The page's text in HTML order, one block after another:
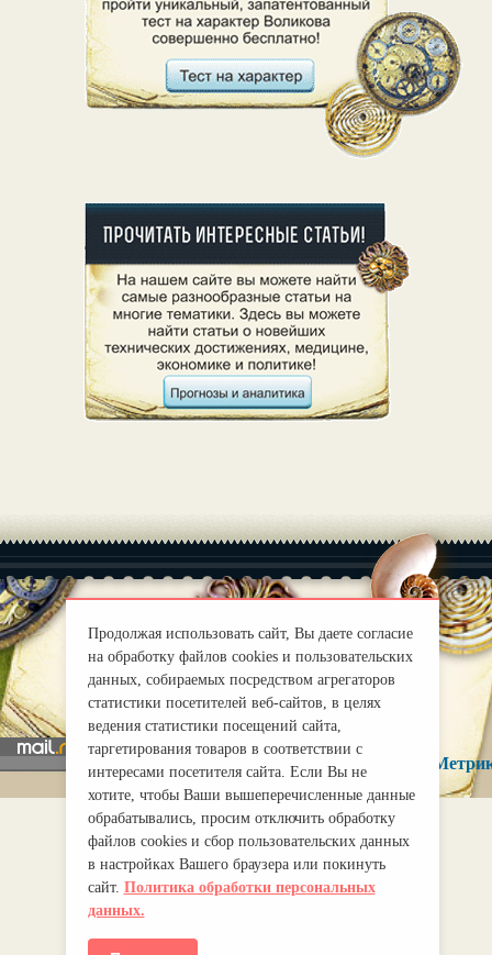
О нас |
Правила
mirprognoz@mail.ru
Продолжая использовать сайт, Вы даете согласие
на обработку файлов cookies и пользовательских
данных, собираемых посредством агрегаторов
статистики посетителей веб-сайтов, в целях
ведения статистики посещений сайта,
таргетирования товаров в соответствии с
интересами посетителя сайта. Если Вы не
хотите, чтобы Ваши вышеперечисленные данные
обрабатывались, просим отключить обработку
файлов cookies и сбор пользовательских данных
в настройках Вашего браузера или покинуть
сайт. Политика обработки персональных
данных.